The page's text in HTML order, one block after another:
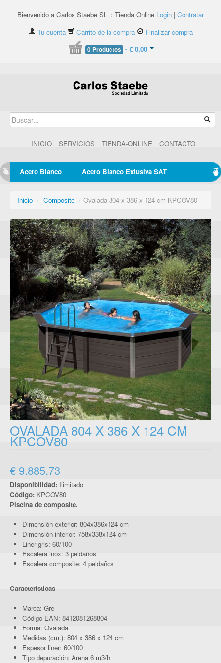
Bienvenido a Carlos Staebe SL :: Tienda Online Login | Contratar
Tu cuenta
Carrito de la compra Finalizar compra
0 Productos - € 0,00
INICIO SERVICIOS TIENDA-ONLINE CONTACTO
Acero Blanco Acero Blanco Exlusiva SAT
Inicio / Composite / Ovalada 804 x 386 x 124 cm KPCOV80
OVALADA 804 X 386 X 124 CM
KPCOV80
€ 9.885,73
Disponibilidad: Ilimitado
Código: KPCOV80
Piscina de composite.
Dimensión exterior: 804x386x124 cm
Dimensión interior: 758x338x124 cm
Liner gris: 60/100
Escalera inox: 3 peldaños
Escalera composite: 4 peldaños
Características
Marca: Gre
Código EAN: 8412081268804
Forma: Ovalada
Medidas (cm.): 804 x 386 x 124 cm
Espesor liner: 60/100
Tipo depuración: Arena 6 m3/h